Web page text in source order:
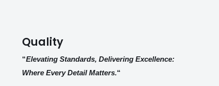
Quality
“Elevating Standards, Delivering Excellence:
Where Every Detail Matters.“